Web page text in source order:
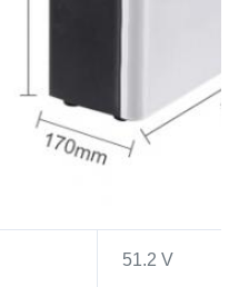
51.2 V